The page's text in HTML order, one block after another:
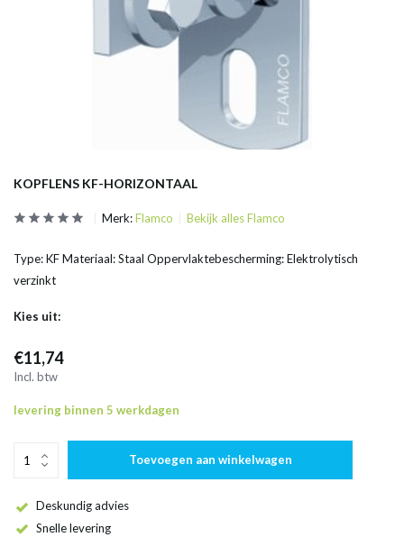
KOPFLENS KF-HORIZONTAAL
Merk:Flamco Bekijk alles Flamco
Type: KF Materiaal: Staal Oppervlaktebescherming: Elektrolytisch
verzinkt
Kies uit:
€11,74
Incl. btw
levering binnen 5 werkdagen
Toevoegen aan winkelwagen
Deskundig advies
Snelle levering